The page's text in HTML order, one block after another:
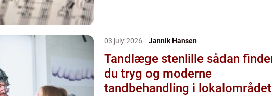
03 july 2026 Jannik Hansen
Tandlæge stenlille sådan finder
du tryg og moderne
tandbehandling i lokalområdet